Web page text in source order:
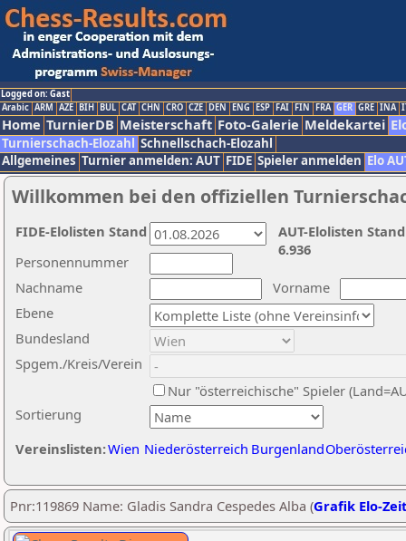
Logged on: Gast
Arabic ARM AZE BIH BUL CAT CHN CRO CZE DEN ENG ESP FAI FIN FRA GER GRE INA
Home TurnierDB Meisterschaft Foto-Galerie Meldekartei
Turnierschach-Elozahl Schnellschach-Elozahl
Allgemeines Turnier anmelden: AUT FIDE Spieler anmelden Elo
Willkommen bei den offiziellen
Nachname
Vorname
Ebene
Sortierung
Personennummer
Bundesland
Spgem./Kreis/Verein
Nur "österreichische" Spieler
Vereinslisten:Wien Niederösterreich Burgenland
AUT-Elolisten
6.936
FIDE-Elolisten Stand
Pnr:119869 Name: Gladis Sandra Cespedes Alba (Grafik Elo-